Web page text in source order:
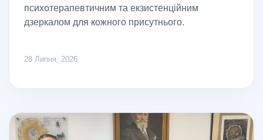
психотерапевтичним та екзистенційним
дзеркалом для кожного присутнього.
28 Липня, 2026